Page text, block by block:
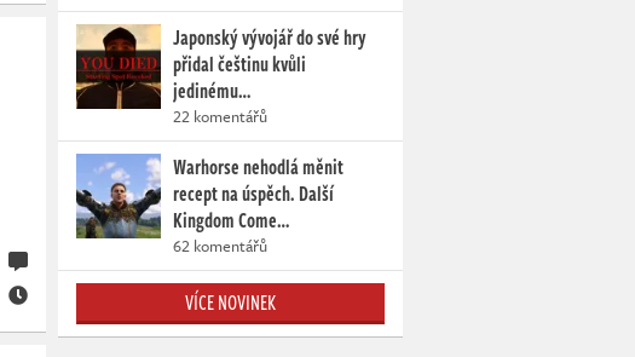
Japonský vývojář do své hry
přidal češtinu kvůli
jedinému…
22 komentářů
Warhorse nehodlá měnit
recept na úspěch. Další
Kingdom Come…
62 komentářů
VÍCE NOVINEK